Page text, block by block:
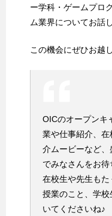
ー学科・ゲームプロ
ム業界についてお話
この機会にぜひお越
OICのオープンキ
業や仕事紹介、
介ムービーなど
でみなさんをお待
在校生や先生もた
授業のこと、学
いてくださいね♪